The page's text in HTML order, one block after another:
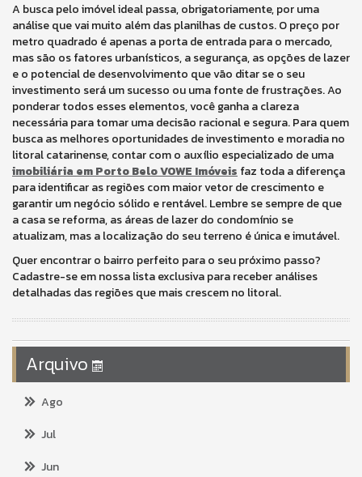
A busca pelo imóvel ideal passa, obrigatoriamente, por uma
análise que vai muito além das planilhas de custos. O preço por
metro quadrado é apenas a porta de entrada para o mercado,
mas são os fatores urbanísticos, a segurança, as opções de lazer
e o potencial de desenvolvimento que vão ditar se o seu
investimento será um sucesso ou uma fonte de frustrações. Ao
ponderar todos esses elementos, você ganha a clareza
necessária para tomar uma decisão racional e segura. Para quem
busca as melhores oportunidades de investimento e moradia no
litoral catarinense, contar com o auxílio especializado de uma
imobiliária em Porto Belo VOWE Imóveis faz toda a diferença
para identificar as regiões com maior vetor de crescimento e
garantir um negócio sólido e rentável. Lembre se sempre de que
a casa se reforma, as áreas de lazer do condomínio se
atualizam, mas a localização do seu terreno é única e imutável.
Quer encontrar o bairro perfeito para o seu próximo passo?
Cadastre-se em nossa lista exclusiva para receber análises
detalhadas das regiões que mais crescem no litoral.
Arquivo
Ago
Jul
Jun